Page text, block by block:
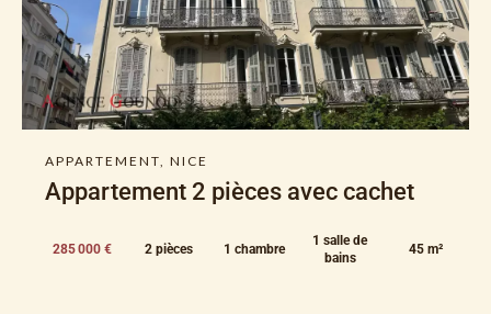
APPARTEMENT, NICE
Appartement 2 pièces avec cachet
285 000 € 2 pièces 1 chambre
1 salle de
bains
45 m²